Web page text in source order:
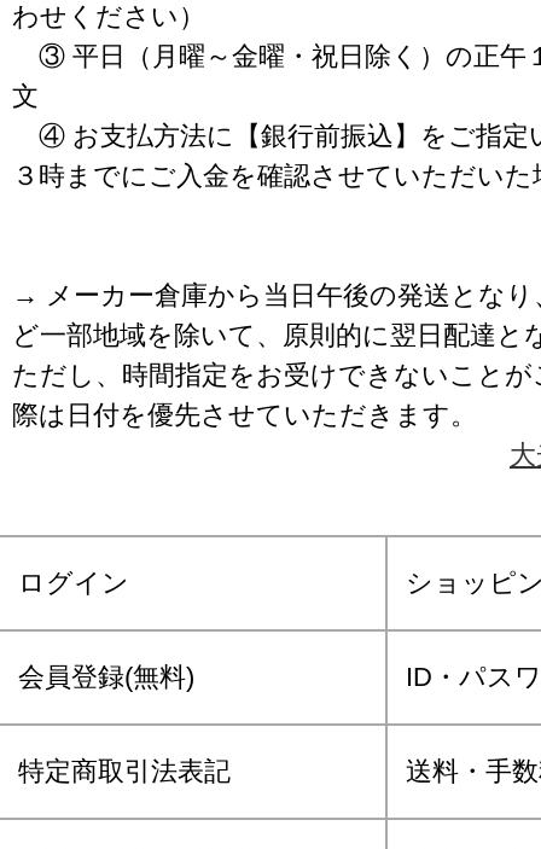
わせください）
③ 平日（月曜～金曜・祝日除く）の正午
文
④ お支払方法に【銀行前振込】をご指定
３時までにご入金を確認させていただいた
→ メーカー倉庫から当日午後の発送となり
ど一部地域を除いて、原則的に翌日配達と
ただし、時間指定をお受けできないこと
際は日付を優先させていただきます。
ログイン ショッピ
会員登録(無料) ID・パス
特定商取引法表記 送料・手